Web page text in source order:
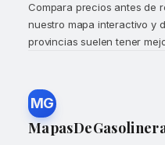
Compara precios antes de
nuestro mapa interactivo y
provincias suelen tener
MG